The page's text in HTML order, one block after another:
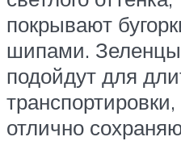
покрывают
шипами. Зеленцы
подойдут для
отлично